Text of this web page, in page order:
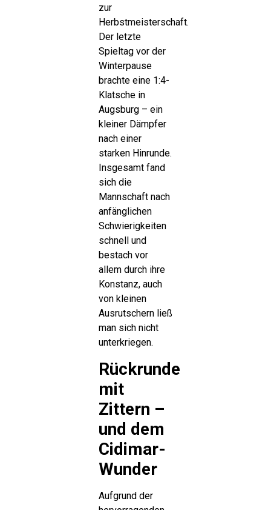
zur
Herbstmeisterschaft.
Der letzte
Spieltag vor der
Winterpause
brachte eine 1:4-
Klatsche in
Augsburg – ein
kleiner Dämpfer
nach einer
starken Hinrunde.
Insgesamt fand
sich die
Mannschaft nach
anfänglichen
Schwierigkeiten
schnell und
bestach vor
allem durch ihre
Konstanz, auch
von kleinen
Ausrutschern ließ
man sich nicht
unterkriegen.
Rückrunde
mit
Zittern –
und dem
Cidimar-
Wunder
Aufgrund der